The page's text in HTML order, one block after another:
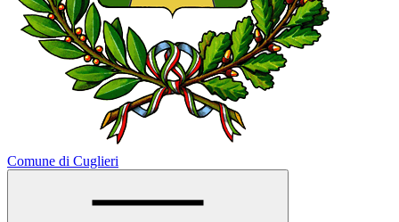
Comune di Cuglieri